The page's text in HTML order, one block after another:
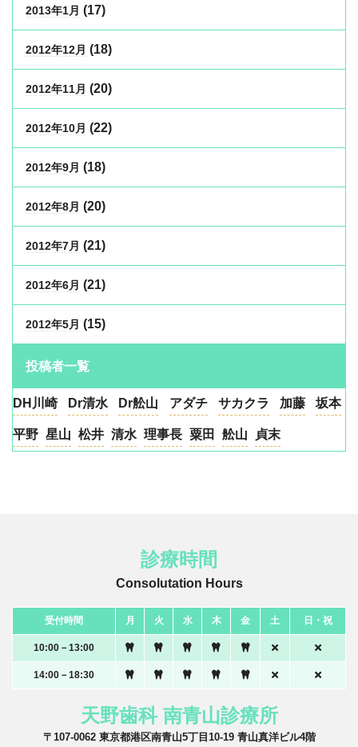
2013年1月 (17)
2012年12月 (18)
2012年11月 (20)
2012年10月 (22)
2012年9月 (18)
2012年8月 (20)
2012年7月 (21)
2012年6月 (21)
2012年5月 (15)
投稿者一覧
DH川崎 Dr清水 Dr舩山 アダチ サカクラ 加藤 坂本
平野 星山 松井 清水 理事長 粟田 舩山 貞末
診療時間
Consolutation Hours
受付時間 月 火 水 木 金 土 日・祝
10:00－13:00
14:00－18:30
天野歯科 南青山診療所
〒107-0062 東京都港区南青山5丁目10-19 青山真洋ビル4階